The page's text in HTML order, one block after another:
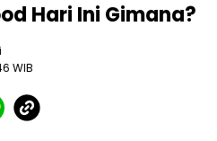
Hari Ini Gimana?
WIB